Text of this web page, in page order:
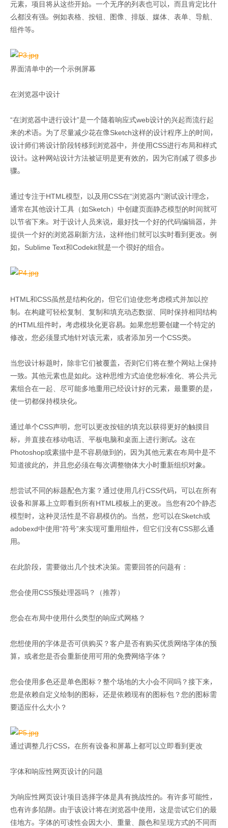
元素，项目将从这些开始。一个无序的列表也可以，而且肯定比什
么都没有强。例如表格、按钮、图像、排版、媒体、表单、导航、
组件等。
界面清单中的一个示例屏幕
在浏览器中设计
“在浏览器中进行设计”是一个随着响应式web设计的兴起而流行起
来的术语。为了尽量减少花在像Sketch这样的设计程序上的时间，
设计师们将设计阶段转移到浏览器中，并使用CSS进行布局和样式
设计。这种网站设计方法被证明是更有效的，因为它削减了很多步
骤。
通过专注于HTML模型，以及用CSS在“浏览器内”测试设计理念，
通常在其他设计工具（如Sketch）中创建页面静态模型的时间就可
以节省下来。对于设计人员来说，最好找一个好的代码编辑器，并
提供一个好的浏览器刷新方法，这样他们就可以实时看到更改。例
如，Sublime Text和Codekit就是一个很好的组合。
HTML和CSS虽然是结构化的，但它们迫使您考虑模式并加以控
制。在构建可轻松复制、复制和填充动态数据、同时保持相同结构
的HTML组件时，考虑模块化更容易。如果您想要创建一个特定的
修改，您必须显式地针对该元素，或者添加另一个CSS类。
当您设计标题时，除非它们被覆盖，否则它们将在整个网站上保持
一致。其他元素也是如此。这种思维方式迫使您标准化、将公共元
素组合在一起、尽可能多地重用已经设计好的元素，最重要的是，
使一切都保持模块化。
通过单个CSS声明，您可以更改按钮的填充以获得更好的触摸目
标，并直接在移动电话、平板电脑和桌面上进行测试。这在
Photoshop或素描中是不容易做到的，因为其他元素在布局中是不
知道彼此的，并且您必须在每次调整物体大小时重新组织对象。
想尝试不同的标题配色方案？通过使用几行CSS代码，可以在所有
设备和屏幕上立即看到所有HTML模板上的更改。当您有20个静态
模型时，这种灵活性是不容易模仿的。当然，您可以在Sketch或
adobexd中使用“符号”来实现可重用组件，但它们没有CSS那么通
用。
在此阶段，需要做出几个技术决策。需要回答的问题有：
您会使用CSS预处理器吗？（推荐）
您会在布局中使用什么类型的响应式网格？
您想使用的字体是否可供购买？客户是否有购买优质网络字体的预
算，或者您是否会重新使用可用的免费网络字体？
您会使用多色还是单色图标？整个场地的大小会不同吗？接下来，
您是依赖自定义绘制的图标，还是依赖现有的图标包？您的图标需
要适应什么大小？
通过调整几行CSS，在所有设备和屏幕上都可以立即看到更改
字体和响应性网页设计的问题
为响应性网页设计项目选择字体是具有挑战性的。有许多可能性，
也有许多陷阱。由于该设计将在浏览器中使用，这是尝试它们的最
佳地方。字体的可读性会因大小、重量、颜色和呈现方式的不同而